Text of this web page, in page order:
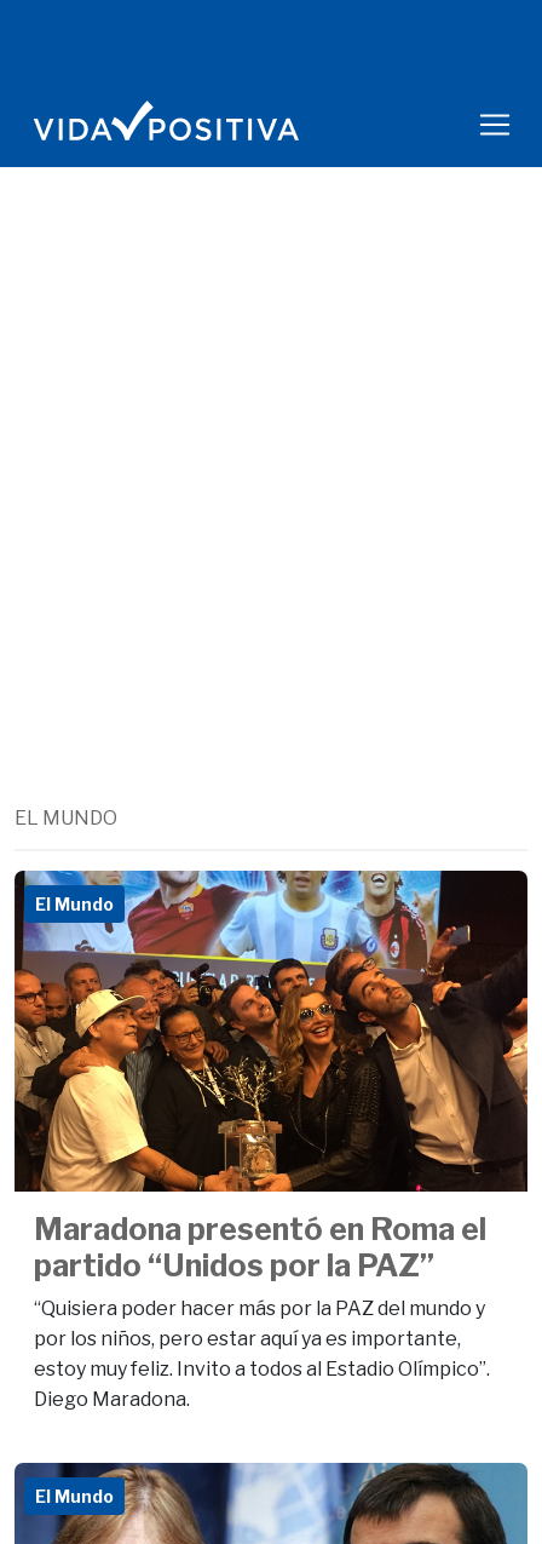
EL MUNDO
El Mundo
Maradona presentó en Roma el
partido “Unidos por la PAZ”
“Quisiera poder hacer más por la PAZ del mundo y
por los niños, pero estar aquí ya es importante,
estoy muy feliz. Invito a todos al Estadio Olímpico”.
Diego Maradona.
El Mundo